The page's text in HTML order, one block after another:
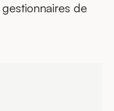
de